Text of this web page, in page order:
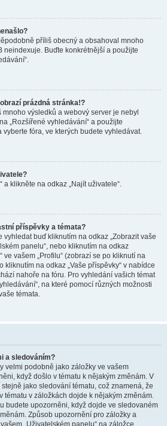
příliš obecný a obsahoval mnoho
neindexuje. Buďte konkrétnější a použijte
prázdná stránka!?
výsledků a webový server je nebyl
„Rozšířené vyhledávání“ a použijte
vyberte fóra, ve kterých budete vyhledávat.
a klikněte na odkaz „Najít uživatele“.
příspěvky a témata?
vyhledat buď kliknutím na odkaz „Zobrazit vaše
panelu“, nebo kliknutím na odkaz
ve vašem „Profilu“ (zobrazí se po kliknutí na
kliknutím na odkaz „Vaše příspěvky“ v nabídce
nahoře na fóru. Pro vyhledání vašich témat
na které pomocí různých možnosti
témata.
a sledováním?
velmi podobně jako záložky ve vašem
když došlo v tématu k nějakým změnám. V
jako sledování tématu, což znamená, že
tématu v záložkách dojde k nějakým změnám.
budete upozorněni, když dojde ve sledovaném
Způsob upozornění pro záložky a
„Uživatelském panelu“ na záložce